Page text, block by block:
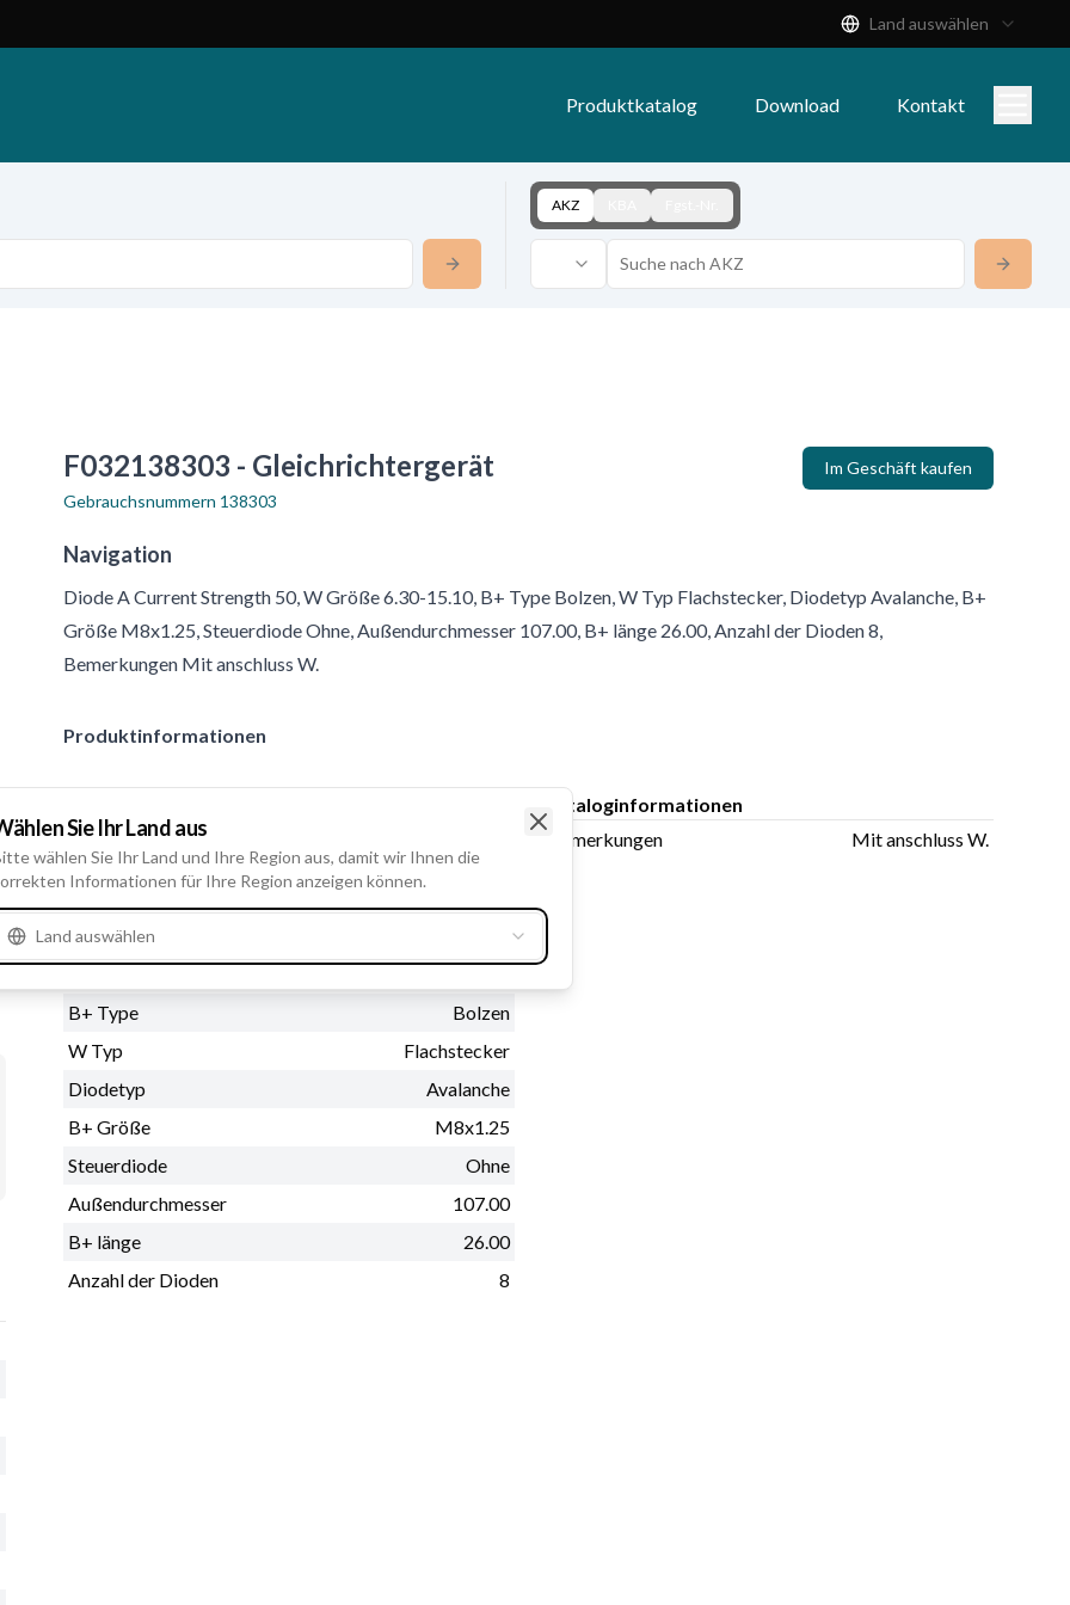
Land auswählen
Produktkatalog Download Kontakt
AKZ
F032138303 - Gleichrichtergerät
Im Geschäft kaufen
Gebrauchsnummern 138303
Navigation
Diode A Current Strength 50, W Größe 6.30-15.10, B+ Type Bolzen, W Typ Flachstecker, Diodetyp Avalanche, B+
Größe M8x1.25, Steuerdiode Ohne, Außendurchmesser 107.00, B+ länge 26.00, Anzahl der Dioden 8,
Bemerkungen Mit anschluss W.
Produktinformationen
Diode A Current Strength
Kataloginformationen
Bemerkungen
Mit anschluss W.
Physische Informationen
B+ Type
Bolzen
W Typ
Flachstecker
Diodetyp
Avalanche
B+ Größe
M8x1.25
Steuerdiode
Ohne
Außendurchmesser
107.00
B+ länge
26.00
Anzahl der Dioden
8
Sie Ihr Land aus
wählen Sie Ihr Land und Ihre Region aus, damit wir Ihnen die
Informationen für Ihre Region anzeigen können.
Land auswählen
Close